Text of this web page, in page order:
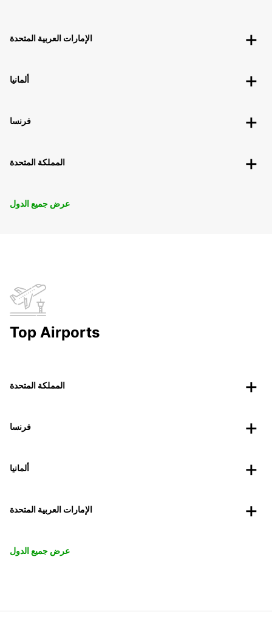
الإمارات العربية المتحدة
ألمانيا
فرنسا
المملكة المتحدة
عرض جميع الدول
Top Airports
المملكة المتحدة
فرنسا
ألمانيا
الإمارات العربية المتحدة
عرض جميع الدول